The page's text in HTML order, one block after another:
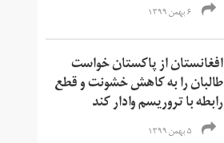
۶ بهمن ۱۳۹۹
افغانستان از پاکستان خواست
طالبان را به کاهش خشونت و قطع
رابطه با تروریسم وادار کند
۵ بهمن ۱۳۹۹